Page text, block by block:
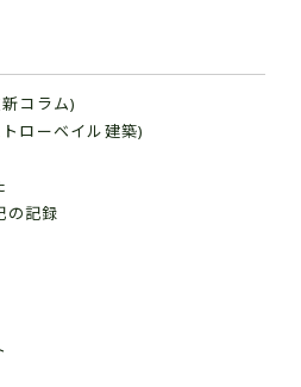
コラム)
ローベイル建築)
記録